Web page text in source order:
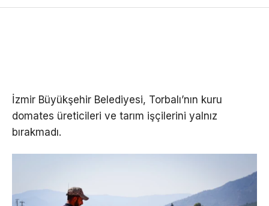
İzmir Büyükşehir Belediyesi, Torbalı’nın kuru
domates üreticileri ve tarım işçilerini yalnız
bırakmadı.